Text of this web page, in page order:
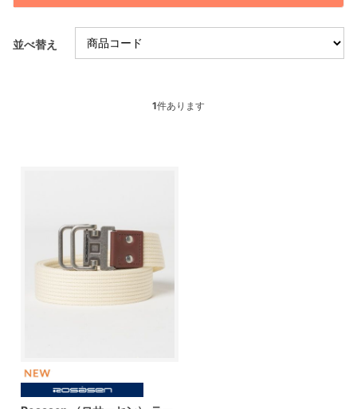
並べ替え
1件あります